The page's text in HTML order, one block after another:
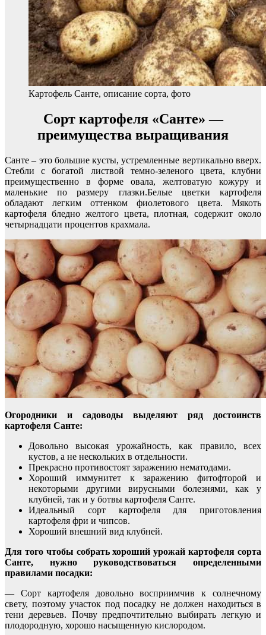
Картофель Санте, описание сорта, фото
Сорт картофеля «Санте» —
преимущества выращивания
Санте – это большие кусты, устремленные вертикально вверх.
Стебли с богатой листвой темно-зеленого цвета, клубни
преимущественно в форме овала, желтоватую кожуру и
маленькие по размеру глазки.Белые цветки картофеля
обладают легким оттенком фиолетового цвета. Мякоть
картофеля бледно желтого цвета, плотная, содержит около
четырнадцати процентов крахмала.
Огородники и садоводы выделяют ряд достоинств
картофеля Санте:
Довольно высокая урожайность, как правило, всех
кустов, а не нескольких в отдельности.
Прекрасно противостоят заражению нематодами.
Хороший иммунитет к заражению фитофторой и
некоторыми другими вирусными болезнями, как у
клубней, так и у ботвы картофеля Санте.
Идеальный сорт картофеля для приготовления
картофеля фри и чипсов.
Хороший внешний вид клубней.
Для того чтобы собрать хороший урожай картофеля сорта
Санте, нужно руководствоваться определенными
правилами посадки:
— Сорт картофеля довольно восприимчив к солнечному
свету, поэтому участок под посадку не должен находиться в
тени деревьев. Почву предпочтительно выбирать легкую и
плодородную, хорошо насыщенную кислородом.